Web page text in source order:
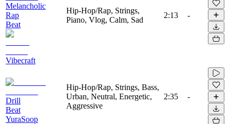
Melancholic
Rap
Beat
Vibecraft
Hip-Hop/Rap, Strings,
Piano, Vlog, Calm, Sad
2:13 -
Drill
Beat
YuraSoop
Hip-Hop/Rap, Strings, Bass,
Urban, Neutral, Energetic,
Aggressive
2:35 -